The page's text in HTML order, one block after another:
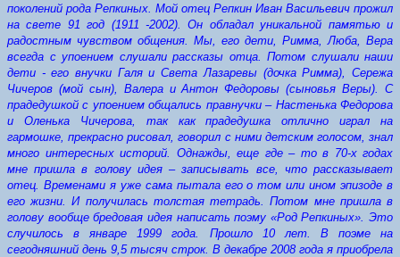
поколений рода Репкиных. Мой отец Репкин Иван Васильевич прожил
на свете 91 год (1911 -2002). Он обладал уникальной памятью и
радостным чувством общения. Мы, его дети, Римма, Люба, Вера
всегда с упоением слушали рассказы отца. Потом слушали наши
дети - его внучки Галя и Света Лазаревы (дочка Римма), Сережа
Чичеров (мой сын), Валера и Антон Федоровы (сыновья Веры). С
прадедушкой с упоением общались правнучки – Настенька Федорова
и Оленька Чичерова, так как прадедушка отлично играл на
гармошке, прекрасно рисовал, говорил с ними детским голосом, знал
много интересных историй. Однажды, еще где – то в 70-х годах
мне пришла в голову идея – записывать все, что рассказывает
отец. Временами я уже сама пытала его о том или ином эпизоде в
его жизни. И получилась толстая тетрадь. Потом мне пришла в
голову вообще бредовая идея написать поэму «Род Репкиных». Это
случилось в январе 1999 года. Прошло 10 лет. В поэме на
сегодняшний день 9,5 тысяч строк. В декабре 2008 года я приобрела